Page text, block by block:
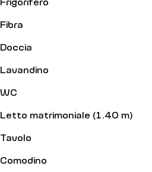
Fibra
Doccia
Lavandino
WC
Letto matrimoniale (1.40 m)
Tavolo
Comodino